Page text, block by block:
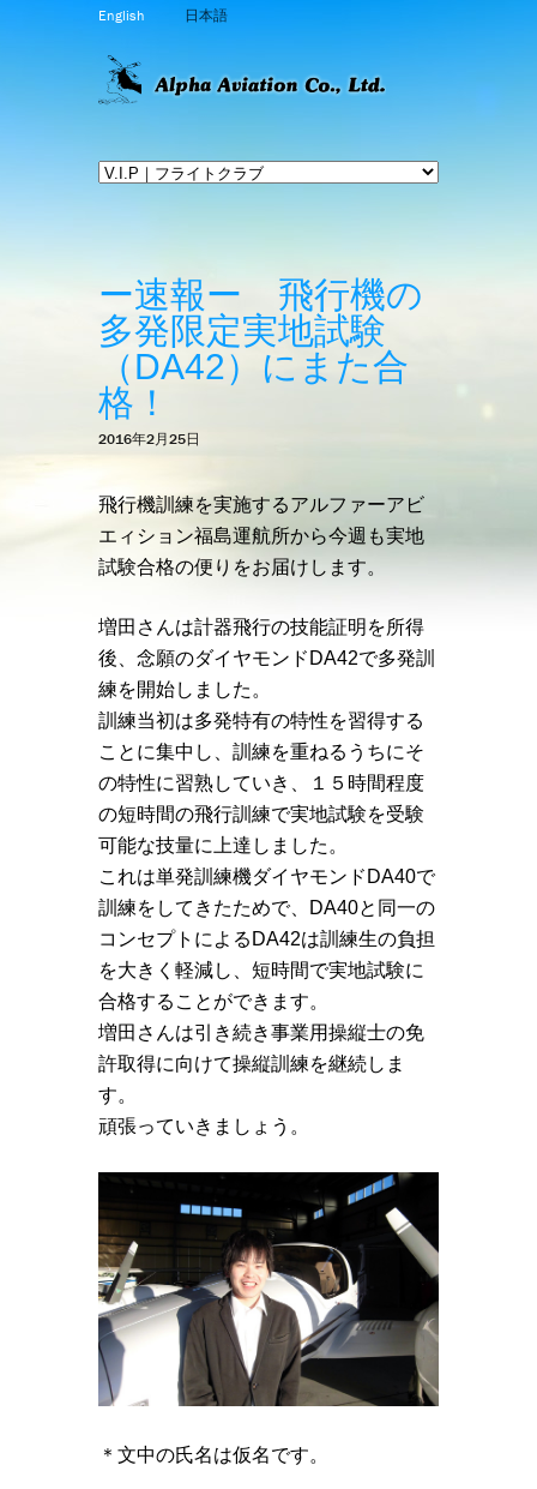
English 日本語
ー速報ー 飛行機の
多発限定実地試験
（DA42）にまた合
格！
2016年2月25日
飛行機訓練を実施するアルファーアビ
エィション福島運航所から今週も実地
試験合格の便りをお届けします。
増田さんは計器飛行の技能証明を所得
後、念願のダイヤモンドDA42で多発訓
練を開始しました。
訓練当初は多発特有の特性を習得する
ことに集中し、訓練を重ねるうちにそ
の特性に習熟していき、１５時間程度
の短時間の飛行訓練で実地試験を受験
可能な技量に上達しました。
これは単発訓練機ダイヤモンドDA40で
訓練をしてきたためで、DA40と同一の
コンセプトによるDA42は訓練生の負担
を大きく軽減し、短時間で実地試験に
合格することができます。
増田さんは引き続き事業用操縦士の免
許取得に向けて操縦訓練を継続しま
す。
頑張っていきましょう。
＊文中の氏名は仮名です。